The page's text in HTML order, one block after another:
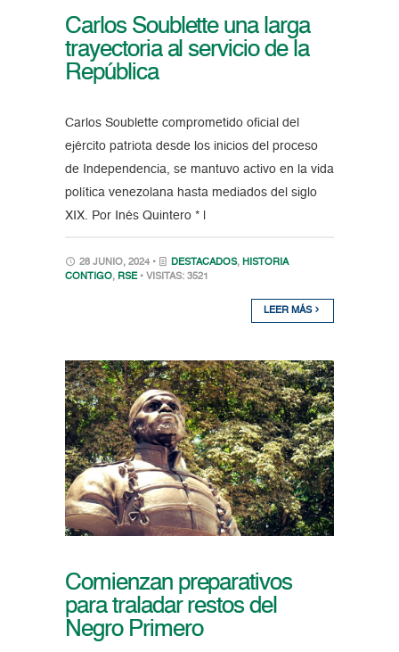
Carlos Soublette una larga
trayectoria al servicio de la
República
Carlos Soublette comprometido oficial del
ejército patriota desde los inicios del proceso
de Independencia, se mantuvo activo en la vida
política venezolana hasta mediados del siglo
XIX. Por Inés Quintero * |
28 JUNIO, 2024 • DESTACADOS, HISTORIA
CONTIGO, RSE • VISITAS: 3521
LEER MÁS
Comienzan preparativos
para traladar restos del
Negro Primero